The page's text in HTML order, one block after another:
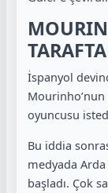
İspanyol
oyuncusu
Bu iddia
medyada
başladı. Çok